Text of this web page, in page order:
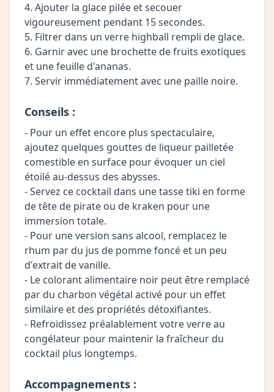
4. Ajouter la glace pilée et secouer
vigoureusement pendant 15 secondes.
5. Filtrer dans un verre highball rempli de glace.
6. Garnir avec une brochette de fruits exotiques
et une feuille d'ananas.
7. Servir immédiatement avec une paille noire.
Conseils :
- Pour un effet encore plus spectaculaire,
ajoutez quelques gouttes de liqueur pailletée
comestible en surface pour évoquer un ciel
étoilé au-dessus des abysses.
- Servez ce cocktail dans une tasse tiki en forme
de tête de pirate ou de kraken pour une
immersion totale.
- Pour une version sans alcool, remplacez le
rhum par du jus de pomme foncé et un peu
d'extrait de vanille.
- Le colorant alimentaire noir peut être remplacé
par du charbon végétal activé pour un effet
similaire et des propriétés détoxifiantes.
- Refroidissez préalablement votre verre au
congélateur pour maintenir la fraîcheur du
cocktail plus longtemps.
Accompagnements :